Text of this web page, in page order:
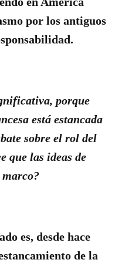
por los antiguos
porque
está estancada
sobre el rol del
que las ideas de
es, desde hace
de la